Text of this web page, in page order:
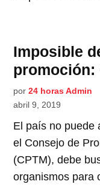
Imposible
promoción:
por 24 horas Admin
abril 9, 2019
El país no puede
el Consejo de
(CPTM), debe
organismos para